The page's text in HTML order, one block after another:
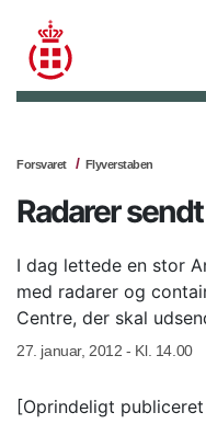
Forsvaret Flyverstaben
Radarer
I dag lettede en stor
med radarer og
Centre, der skal
27. januar, 2012 - Kl. 14.00
[Oprindeligt